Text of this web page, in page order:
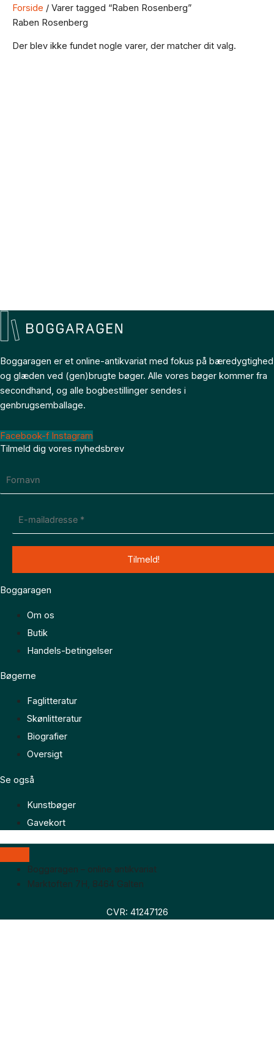
Forside / Varer tagged “Raben Rosenberg”
Raben Rosenberg
Der blev ikke fundet nogle varer, der matcher dit valg.
Boggaragen er et online-antikvariat med fokus på bæredygtighed
og glæden ved (gen)brugte bøger. Alle vores bøger kommer fra
secondhand, og alle bogbestillinger sendes i
genbrugsemballage.
Facebook-f Instagram
Tilmeld dig vores nyhedsbrev
Boggaragen
Om os
Butik
Handels-betingelser
Bøgerne
Faglitteratur
Skønlitteratur
Biografier
Oversigt
Se også
Kunstbøger
Gavekort
Boggaragen – online antikvariat
Marktoften 7H, 8464 Galten
CVR: 41247126